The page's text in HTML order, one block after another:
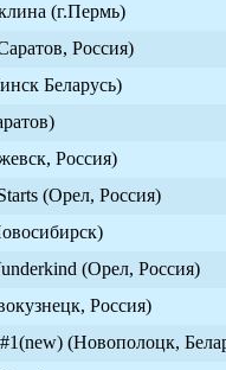
(г.Пермь)
Россия)
Беларусь)
Россия)
(Орел, Россия)
(Орел, Россия)
Россия)
(Новополоцк,